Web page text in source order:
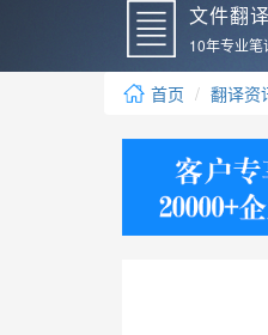
毕业证翻译
户口本翻译
学位证翻译
身份证翻译
文件翻译
10年专业笔
首页 翻译资